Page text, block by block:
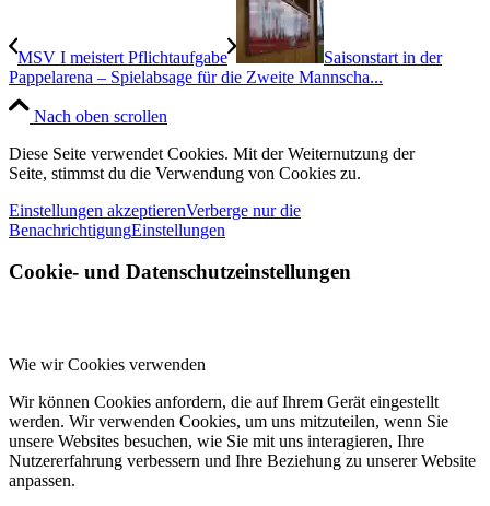
MSV I meistert Pflichtaufgabe
Saisonstart in der
Pappelarena – Spielabsage für die Zweite Mannscha...
Nach oben scrollen
Diese Seite verwendet Cookies. Mit der Weiternutzung der
Seite, stimmst du die Verwendung von Cookies zu.
Einstellungen akzeptierenVerberge nur die
BenachrichtigungEinstellungen
Cookie- und Datenschutzeinstellungen
Wie wir Cookies verwenden
Wir können Cookies anfordern, die auf Ihrem Gerät eingestellt
werden. Wir verwenden Cookies, um uns mitzuteilen, wenn Sie
unsere Websites besuchen, wie Sie mit uns interagieren, Ihre
Nutzererfahrung verbessern und Ihre Beziehung zu unserer Website
anpassen.